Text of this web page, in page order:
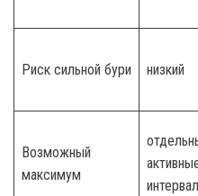
Риск сильной бури низкий
Возможный
максимум